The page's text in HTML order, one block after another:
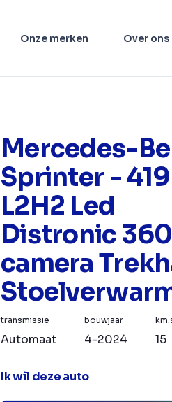
Onze merken Over ons
Mercedes-
Sprinter -
L2H2 Led
Distronic
camera
transmissie
Automaat
bouwjaar
4-2024 15
Ik wil deze auto